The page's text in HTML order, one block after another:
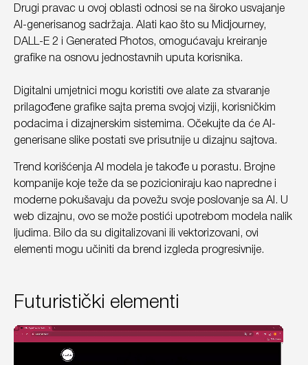
Drugi pravac u ovoj oblasti odnosi se na široko usvajanje
AI-generisanog sadržaja. Alati kao što su Midjourney,
DALL-E 2 i Generated Photos, omogućavaju kreiranje
grafike na osnovu jednostavnih uputa korisnika.
Digitalni umjetnici mogu koristiti ove alate za stvaranje
prilagođene grafike sajta prema svojoj viziji, korisničkim
podacima i dizajnerskim sistemima. Očekujte da će AI-
generisane slike postati sve prisutnije u dizajnu sajtova.
Trend korišćenja AI modela je takođe u porastu. Brojne
kompanije koje teže da se pozicioniraju kao napredne i
moderne pokušavaju da povežu svoje poslovanje sa AI. U
web dizajnu, ovo se može postići upotrebom modela nalik
ljudima. Bilo da su digitalizovani ili vektorizovani, ovi
elementi mogu učiniti da brend izgleda progresivnije.
Futuristički elementi